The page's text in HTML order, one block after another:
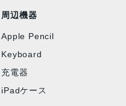
周辺機器
Apple Pencil
Keyboard
充電器
iPadケース